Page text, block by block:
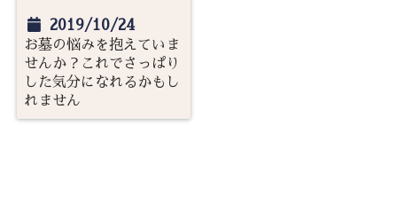
2019/10/24
お墓の悩みを抱えていま
せんか？これでさっぱり
した気分になれるかもし
れません